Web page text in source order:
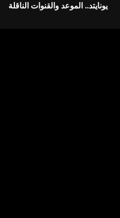
يونايتد.. الموعد والقنوات الناقلة